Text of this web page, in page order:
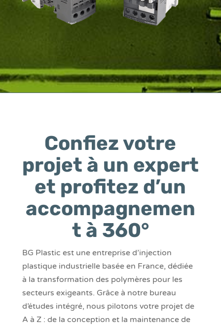
Confiez votre
projet à un expert
et profitez d’un
accompagnemen
t à 360°
BG Plastic est une entreprise d’injection
plastique industrielle basée en France, dédiée
à la transformation des polymères pour les
secteurs exigeants. Grâce à notre bureau
d’études intégré, nous pilotons votre projet de
A à Z : de la conception et la maintenance de